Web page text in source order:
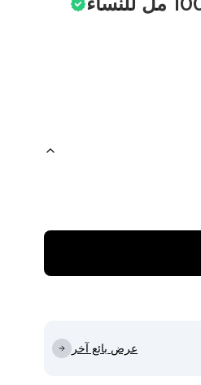
عرض بائع آخر